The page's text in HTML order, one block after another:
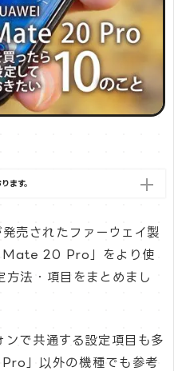
ます。
売されたファーウェイ製
Mate 20 Pro」をより使
方法・項目をまとめまし
ンで共通する設定項目も多
」以外の機種でも参考